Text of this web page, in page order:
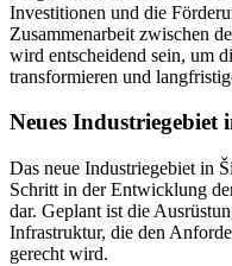
Investitionen und die
Zusammenarbeit zwischen
wird entscheidend sein, um
transformieren und
Neues Industriegebiet
Das neue Industriegebiet in
Schritt in der Entwicklung
dar. Geplant ist die
Infrastruktur, die den
gerecht wird.